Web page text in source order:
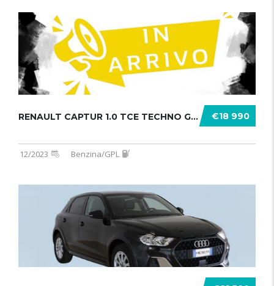
€18 990
RENAULT CAPTUR 1.0 TCE TECHNO GPL 1 .......
12/2023 Benzina/GPL